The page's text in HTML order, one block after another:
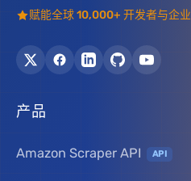
赋能全球 10,000+ 开发者与企业
产品
Amazon Scraper API API